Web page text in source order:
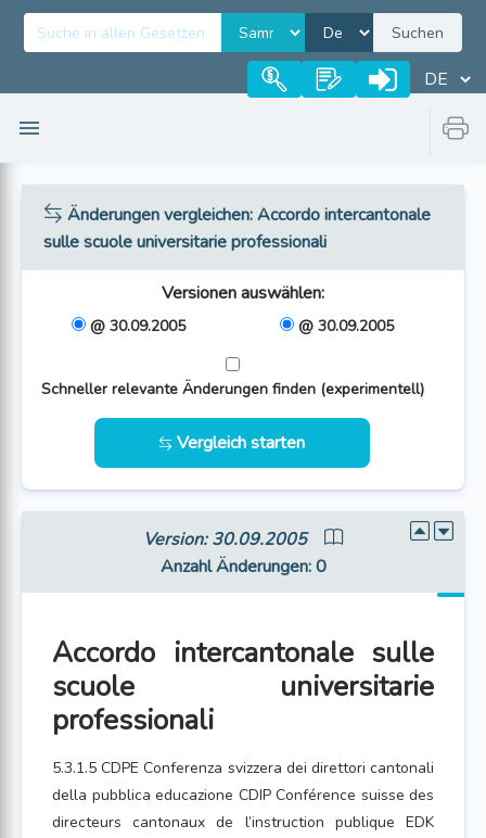
Suchen
Änderungen vergleichen: Accordo intercantonale
sulle scuole universitarie professionali
Versionen auswählen:
@ 30.09.2005 @ 30.09.2005
Schneller relevante Änderungen finden (experimentell)
Vergleich starten
Version: 30.09.2005
Anzahl Änderungen: 0
Accordo intercantonale sulle
scuole universitarie
professionali
5.3.1.5 CDPE Conferenza svizzera dei direttori cantonali
della pubblica educazione CDIP Conférence suisse des
directeurs cantonaux de l’instruction publique EDK